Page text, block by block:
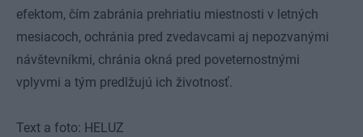
efektom, čím zabránia prehriatiu miestnosti v letných
mesiacoch, ochránia pred zvedavcami aj nepozvanými
návštevníkmi, chránia okná pred poveternostnými
vplyvmi a tým predlžujú ich životnosť.
Text a foto: HELUZ